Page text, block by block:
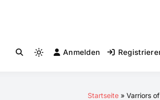
Light
Anmelden
Startseite Varriors